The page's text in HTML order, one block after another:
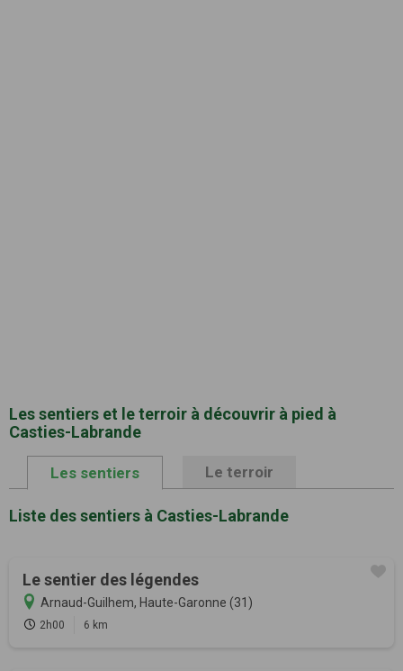
Les sentiers et le terroir à découvrir à pied à
Casties-Labrande
Les sentiers Le terroir
Liste des sentiers à Casties-Labrande
Le sentier des légendes
Arnaud-Guilhem, Haute-Garonne (31)
2h00 6 km